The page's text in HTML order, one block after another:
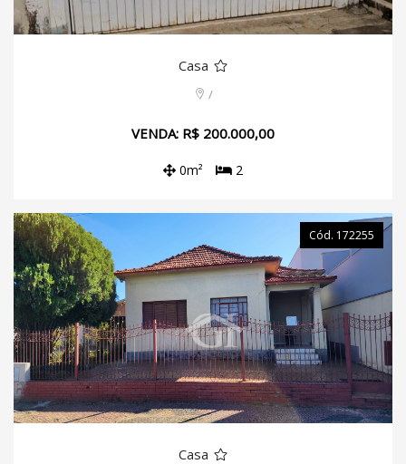
Casa
/
VENDA: R$ 200.000,00
0m² 2
Cód. 172255
Casa